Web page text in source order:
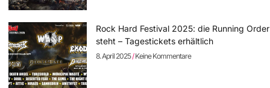
Rock Hard Festival 2025: die Running Order
steht – Tagestickets erhältlich
8. April 2025 Keine Kommentare